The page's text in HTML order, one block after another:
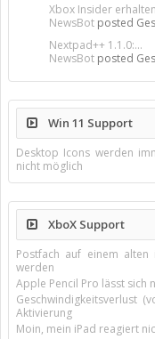
Xbox Insider
NewsBot posted
Nextpad++ 1.1.0:...
NewsBot posted
Win 11 Support
Desktop Icons werden
nicht möglich
XboX Support
Postfach auf einem alten
werden
Apple Pencil Pro lässt sich
Geschwindigkeitsverlust
Aktivierung
Moin, mein iPad reagiert